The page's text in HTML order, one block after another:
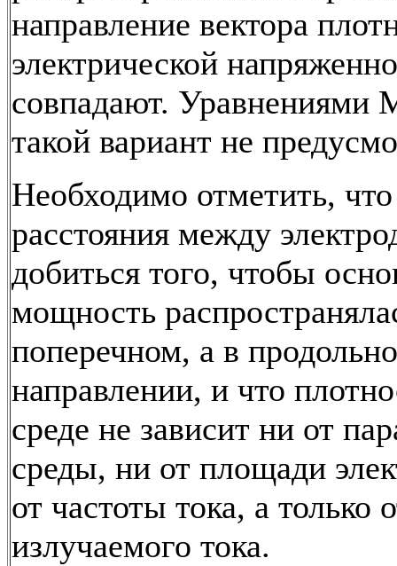
направление вектора
электрической
совпадают. Уравнениями
такой вариант не
Необходимо отметить,
расстояния между
добиться того, чтобы
мощность
поперечном, а в
направлении, и что
среде не зависит ни от
среды, ни от площади
от частоты тока, а только
излучаемого тока.